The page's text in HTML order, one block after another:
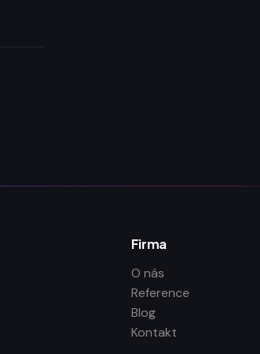
Firma
O nás
Reference
Blog
Kontakt